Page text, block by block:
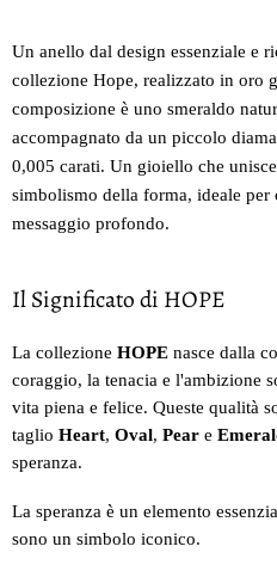
Un anello dal design essenziale e
collezione Hope, realizzato in oro
composizione è uno smeraldo
accompagnato da un piccolo
0,005 carati. Un gioiello che
simbolismo della forma, ideale per
messaggio profondo.
Il Significato di HOPE
La collezione HOPE nasce dalla
coraggio, la tenacia e l'ambizione
vita piena e felice. Queste qualità
taglio Heart, Oval, Pear e
speranza.
La speranza è un elemento
sono un simbolo iconico.